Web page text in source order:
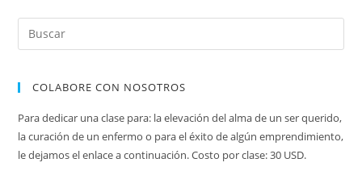
(y
COLABORE CON NOSOTROS
Para dedicar una clase para: la elevación del alma de un ser querido,
la curación de un enfermo o para el éxito de algún emprendimiento,
le dejamos el enlace a continuación. Costo por clase: 30 USD.